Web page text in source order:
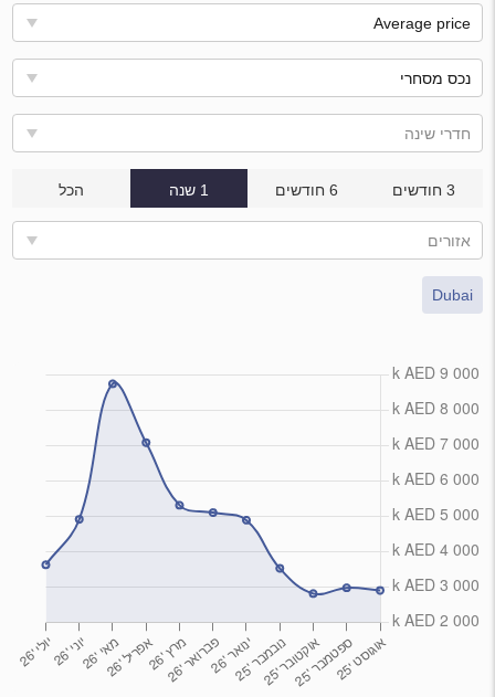
Average price
נכס מסחרי
חדרי שינה
3 חודשים 6 חודשים 1 שנה הכל
אזורים
Dubai